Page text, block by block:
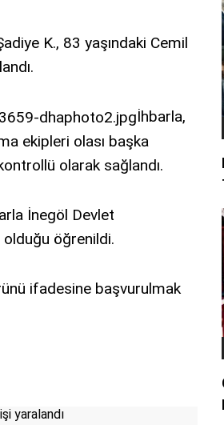
K., 83 yaşındaki Cemil
İhbarla,
ekipleri olası başka
olarak sağlandı.
İnegöl Devlet
olduğu öğrenildi.
ifadesine başvurulmak